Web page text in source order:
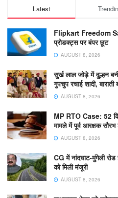
Latest
Flipkart Freedom
प्रोडक्ट्स पर बंपर छूट
AUGUST 8, 2026
सुर्ख लाल जोड़े में दुल्हन
गुपचुप रचाई शादी,
AUGUST 8, 2026
MP RTO Case: 52
मामले में पूर्व आरक्षक सौरभ
AUGUST 8, 2026
CG में नांदघाट-मुंगेली
को मिली मंजूरी
AUGUST 8, 2026